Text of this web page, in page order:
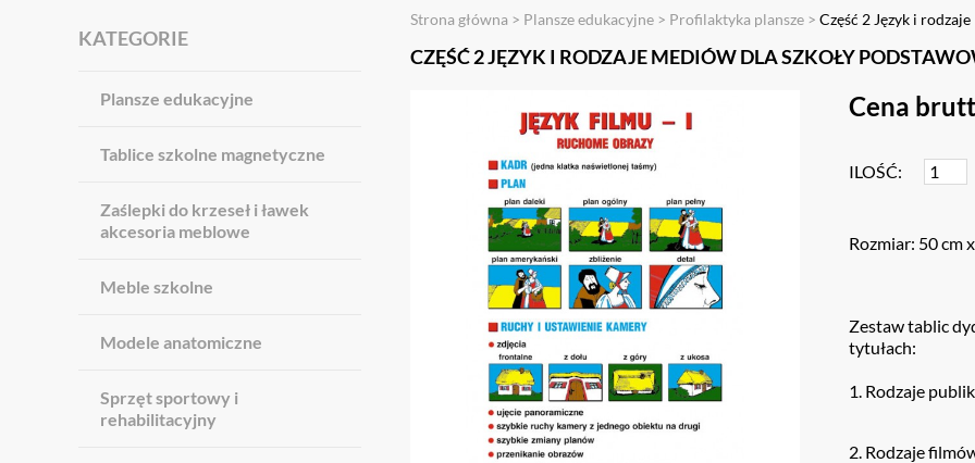
KATEGORIE
Plansze edukacyjne
Tablice szkolne magnetyczne
Zaślepki do krzeseł i ławek
akcesoria meblowe
Meble szkolne
Modele anatomiczne
Sprzęt sportowy i
rehabilitacyjny
Strona główna > Plansze edukacyjne > Profilaktyka plansze > Część 2 Język i
CZĘŚĆ 2 JĘZYK I RODZAJE MEDIÓW DLA SZKOŁY
Cena
ILOŚĆ:
Rozmiar: 50 cm
Zestaw tablic
tytułach:
Rodzaje
Rodzaje